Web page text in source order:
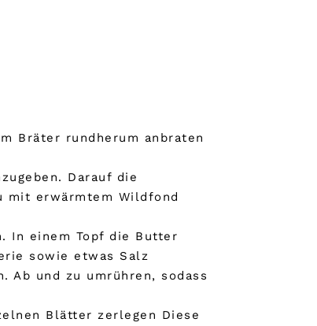
Bräter rundherum anbraten
Darauf die
mit erwärmtem Wildfond
In einem Topf die Butter
sowie etwas Salz
Ab und zu umrühren, sodass
Blätter zerlegen Diese